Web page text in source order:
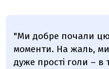
"Ми добре почали
моменти. На жаль,
дуже прості голи – в